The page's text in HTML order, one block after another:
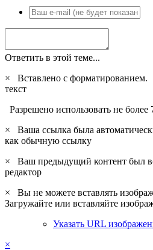
Ответить в этой теме...
×
Вставлено с форматированием.
текст
Разрешено использовать не более
×
Ваша ссылка была
как обычную ссылку
×
Ваш предыдущий контент был
редактор
×
Вы не можете вставлять
Загружайте или вставляйте
Указать URL
×